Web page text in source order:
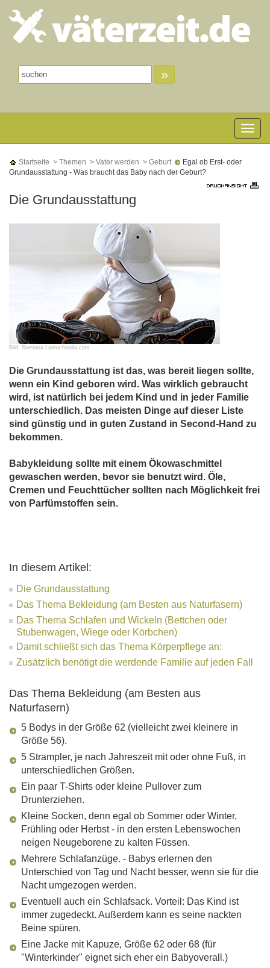
»
Toggle
Startseite > Themen > Vater werden > Geburt
Egal ob Erst- oder
Grundausstattung - Was braucht das Baby nach der Geburt?
Die Grundausstattung
Bild: Svetlana Larina-fotolia.com
Die Grundausstattung ist das, was bereit liegen sollte,
wenn ein Kind geboren wird. Was wirklich gebraucht
wird, ist natürlich bei jedem Kind und in jeder Familie
unterschiedlich. Das meisten Dinge auf dieser Liste
sind günstig und in guten Zustand in Second-Hand zu
bekommen.
Babykleidung sollte mit einem Ökowaschmittel
gewaschen werden, bevor sie benutzt wird. Öle,
Cremen und Feuchttücher sollten nach Möglichkeit frei
von Parfümstoffen sein.
In diesem Artikel:
Die Grundausstattung
Das Thema Bekleidung (am Besten aus Naturfasern)
Das Thema Schlafen und Wickeln (Bettchen oder
Stubenwagen, Wiege oder Körbchen)
Damit schließt sich das Thema Körperpflege an:
Zusätzlich benötigt die werdende Familie auf jeden Fall
Das Thema Bekleidung (am Besten aus
Naturfasern)
5 Bodys in der Größe 62 (vielleicht zwei kleinere in
Größe 56).
5 Strampler, je nach Jahreszeit mit oder ohne Fuß, in
unterschiedlichen Größen.
Ein paar T-Shirts oder kleine Pullover zum
Drunterziehen.
Kleine Socken, denn egal ob Sommer oder Winter,
Frühling oder Herbst - in den ersten Lebenswochen
neigen Neugeborene zu kalten Füssen.
Mehrere Schlafanzüge. - Babys erlernen den
Unterschied von Tag und Nacht besser, wenn sie für die
Nacht umgezogen werden.
Eventuell auch ein Schlafsack. Vorteil: Das Kind ist
immer zugedeckt. Außerdem kann es seine nackten
Beine spüren.
Eine Jacke mit Kapuze, Größe 62 oder 68 (für
"Winterkinder" eignet sich eher ein Babyoverall.)